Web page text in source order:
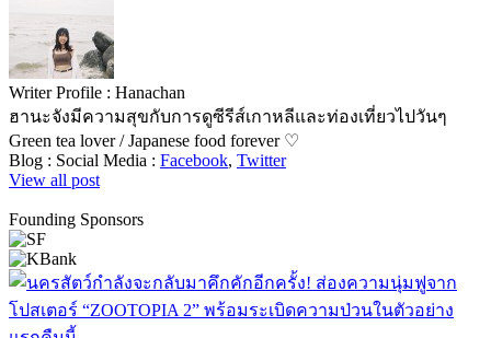
Writer Profile : Hanachan
ฮานะจังมีความสุขกับการดูซีรีส์เกาหลีและท่องเที่ยวไปวันๆ
Green tea lover / Japanese food forever ♡
Blog : Social Media : Facebook, Twitter
View all post
Founding Sponsors